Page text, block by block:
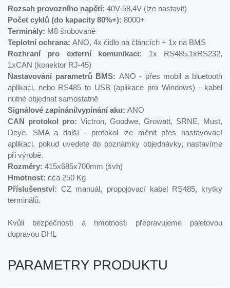
Rozsah provozního napětí: 40V-58,4V (lze nastavit)
Počet cyklů (do kapacity 80%+): 8000+
Terminály: M8 šrobované
Teplotní ochrana: ANO, 4x čidlo na článcích + 1x na BMS
Rozhraní pro externí komunikaci: 1x RS485,1xRS232,
1xCAN (konektor RJ-45)
Nastavování parametrů BMS: ANO - přes mobil a bluetooth
aplikaci, nebo RS485 to USB (aplikace pro Windows) - kabel
nutné objednat samostatně
Signálové zapínání/vypínání aku: ANO
CAN protokol pro: Victron, Goodwe, Growatt, SRNE, Must,
Deye, SMA a další - protokol lze měnit přes nastavovací
aplikaci, pokud uvedete do poznámky objednávky, nastavíme
při výrobě.
Rozměry: 415x685x700mm (švh)
Hmotnost: cca 250 Kg
Příslušenství: CZ manuál, propojovací kabel RS485, krytky
terminálů.
Kvůli bezpečnosti a hmotnosti přepravujeme paletovou
dopravou DHL
PARAMETRY PRODUKTU